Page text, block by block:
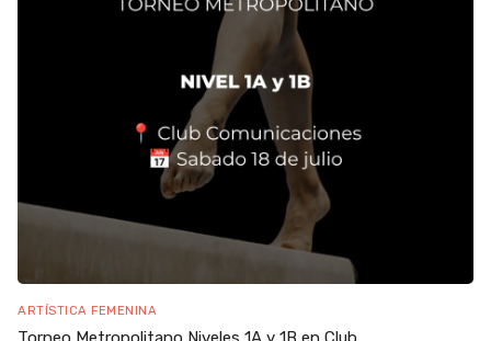
ARTÍSTICA FEMENINA